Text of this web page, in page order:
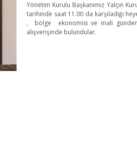
Yönetim Kurulu Başkanımız Yalçın
tarihinde saat 11.00 da karşıladığı
, bölge ekonomisi ve mali
alışverişinde bulundular.